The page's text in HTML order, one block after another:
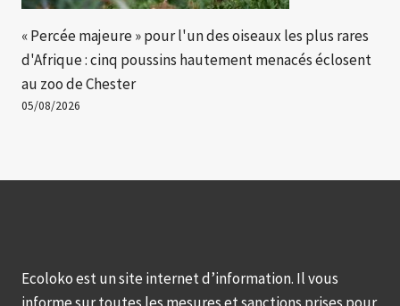
« Percée majeure » ​​pour l'un des oiseaux les plus rares
d'Afrique : cinq poussins hautement menacés éclosent
au zoo de Chester
05/08/2026
Ecoloko est un site internet d’information. Il vous